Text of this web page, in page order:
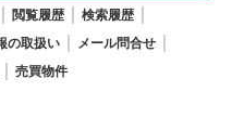
閲覧履歴
検索履歴
の取扱い
メール問合せ
売買物件